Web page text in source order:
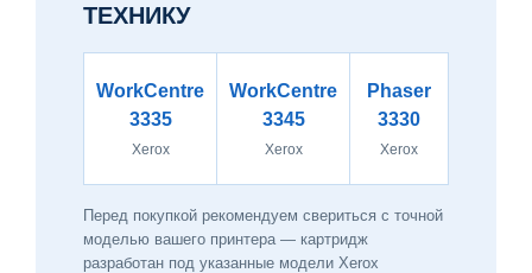
ТЕХНИКУ
WorkCentre
3335
Xerox
WorkCentre
3345
Xerox
Phaser
3330
Xerox
Перед покупкой рекомендуем свериться с точной
моделью вашего принтера — картридж
разработан под указанные модели Xerox